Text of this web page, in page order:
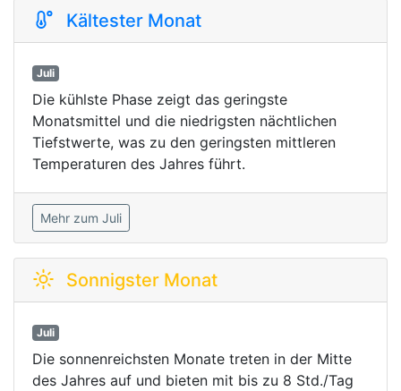
Kältester Monat
Juli
Die kühlste Phase zeigt das geringste
Monatsmittel und die niedrigsten nächtlichen
Tiefstwerte, was zu den geringsten mittleren
Temperaturen des Jahres führt.
Mehr zum Juli
Sonnigster Monat
Juli
Die sonnenreichsten Monate treten in der Mitte
des Jahres auf und bieten mit bis zu 8 Std./Tag